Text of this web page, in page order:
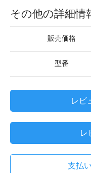
その他の詳細情
販売価格
型番
レビ
レ
支払